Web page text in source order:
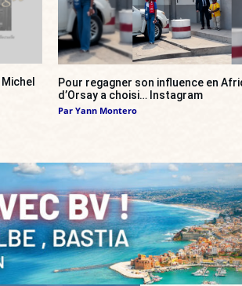
Pour regagner son influence en
d’Orsay a choisi… Instagram
Par Yann Montero